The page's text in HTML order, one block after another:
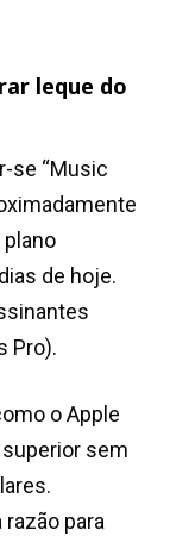
leque do
se “Music
plano
de hoje.
Pro).
o Apple
sem
para